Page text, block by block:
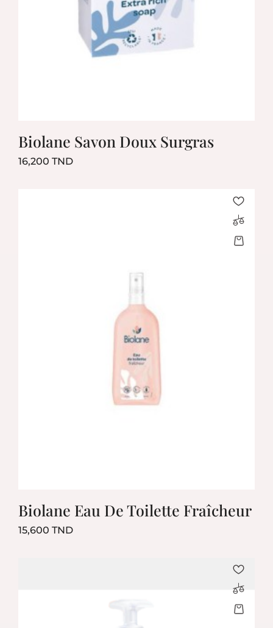
Biolane Savon Doux Surgras
16,200 TNDPrix
Biolane Eau De Toilette Fraîcheur
15,600 TNDPrix